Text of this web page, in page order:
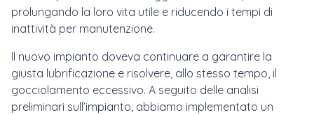
prolungando la loro vita utile e riducendo i tempi di
inattività per manutenzione.
Il nuovo impianto doveva continuare a garantire la
giusta lubrificazione e risolvere, allo stesso tempo, il
gocciolamento eccessivo. A seguito delle analisi
preliminari sull’impianto, abbiamo implementato un